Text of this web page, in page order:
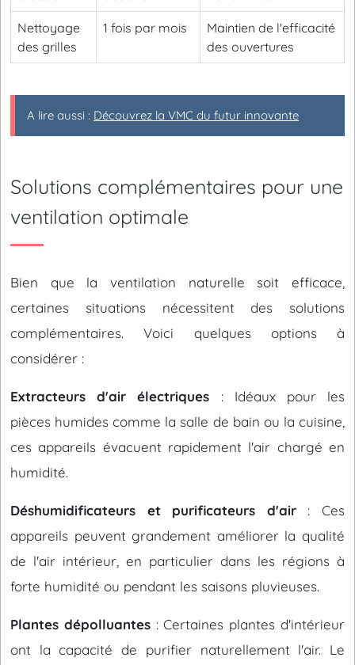
Nettoyage
des grilles
1 fois par mois
Maintien de l'efficacité
des ouvertures
A lire aussi : Découvrez la VMC du futur innovante
Solutions complémentaires pour une
ventilation optimale
Bien que la ventilation naturelle soit efficace,
certaines situations nécessitent des solutions
complémentaires. Voici quelques options à
considérer :
Extracteurs d'air électriques : Idéaux pour les
pièces humides comme la salle de bain ou la cuisine,
ces appareils évacuent rapidement l'air chargé en
humidité.
Déshumidificateurs et purificateurs d'air: Ces
appareils peuvent grandement améliorer la qualité
de l'air intérieur, en particulier dans les régions à
forte humidité ou pendant les saisons pluvieuses.
Plantes dépolluantes: Certaines plantes d'intérieur
ont la capacité de purifier naturellement l'air. Le